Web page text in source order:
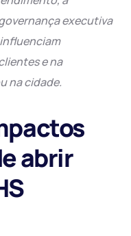
executiva
e na
na cidade.
abrir